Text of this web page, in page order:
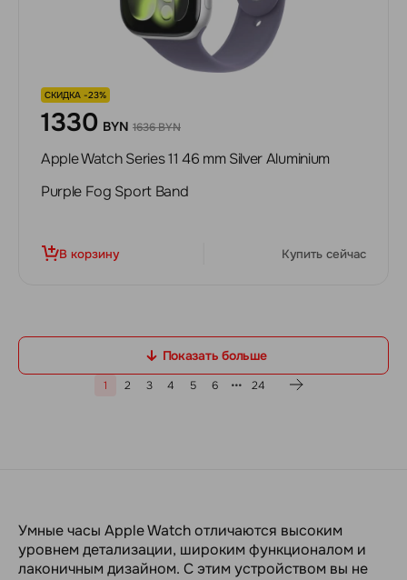
СКИДКА -23%
1330 BYN 1636 BYN
Apple Watch Series 11 46 mm Silver Aluminium
Purple Fog Sport Band
В корзину Купить сейчас
1 2 3 4 5 6 24
Показать больше
Умные часы Apple Watch отличаются высоким
уровнем детализации, широким функционалом и
лаконичным дизайном. С этим устройством вы не